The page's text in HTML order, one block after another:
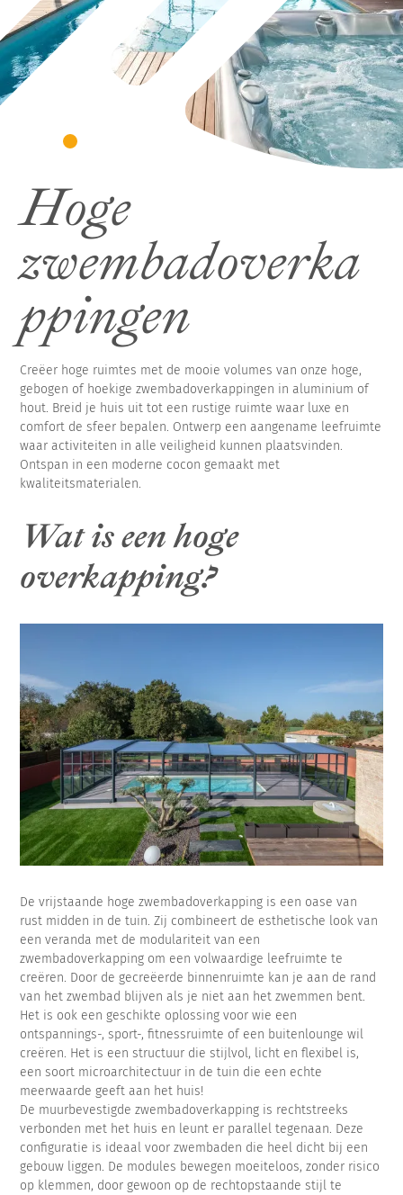
Hoge
zwembadoverka
ppingen
Creëer hoge ruimtes met de mooie volumes van onze hoge,
gebogen of hoekige zwembadoverkappingen in aluminium of
hout. Breid je huis uit tot een rustige ruimte waar luxe en
comfort de sfeer bepalen. Ontwerp een aangename leefruimte
waar activiteiten in alle veiligheid kunnen plaatsvinden.
Ontspan in een moderne cocon gemaakt met
kwaliteitsmaterialen.
Wat is een hoge
overkapping?
De vrijstaande hoge zwembadoverkapping is een oase van
rust midden in de tuin. Zij combineert de esthetische look van
een veranda met de modulariteit van een
zwembadoverkapping om een volwaardige leefruimte te
creëren. Door de gecreëerde binnenruimte kan je aan de rand
van het zwembad blijven als je niet aan het zwemmen bent.
Het is ook een geschikte oplossing voor wie een
ontspannings-, sport-, fitnessruimte of een buitenlounge wil
creëren. Het is een structuur die stijlvol, licht en flexibel is,
een soort microarchitectuur in de tuin die een echte
meerwaarde geeft aan het huis!
De muurbevestigde zwembadoverkapping is rechtstreeks
verbonden met het huis en leunt er parallel tegenaan. Deze
configuratie is ideaal voor zwembaden die heel dicht bij een
gebouw liggen. De modules bewegen moeiteloos, zonder risico
op klemmen, door gewoon op de rechtopstaande stijl te
Hoge, hoekige zwembadoverkapping
Hoge, hoekige zwembadoverkapping voor
wandmontage
Pergola Vermont